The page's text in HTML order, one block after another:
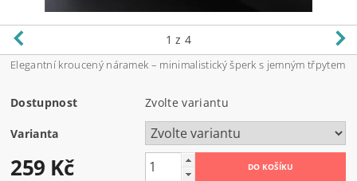
1 z 4
Elegantní kroucený náramek – minimalistický šperk s jemným třpytem
Dostupnost Zvolte variantu
Varianta
259 Kč